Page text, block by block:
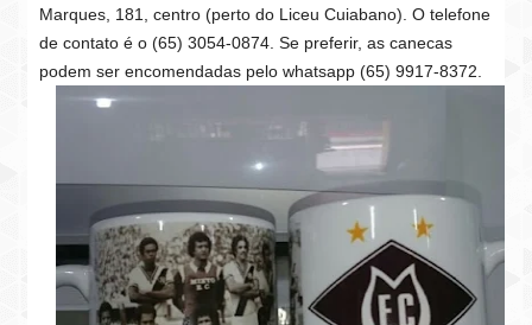
Marques, 181, centro (perto do Liceu Cuiabano). O telefone
de contato é o (65) 3054-0874. Se preferir, as canecas
podem ser encomendadas pelo whatsapp (65) 9917-8372.